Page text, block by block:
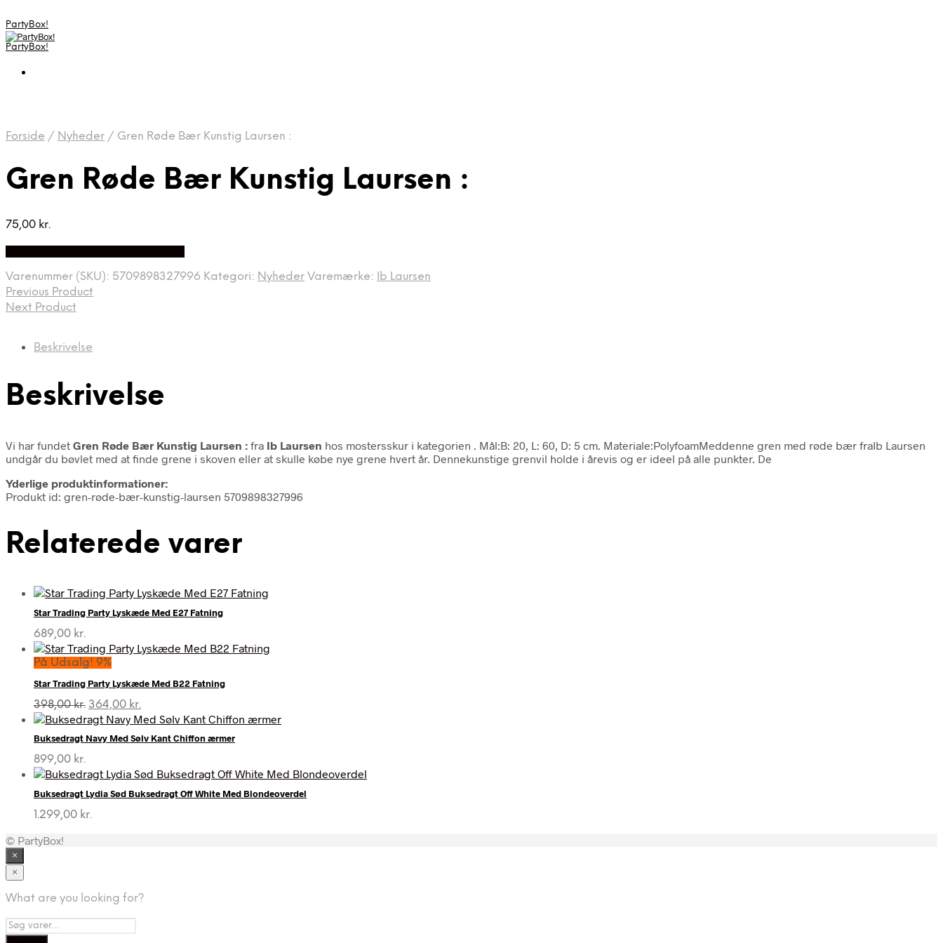
PartyBox!
PartyBox!
Forside / Nyheder / Gren Røde Bær Kunstig Laursen :
Gren Røde Bær Kunstig Laursen :
75,00 kr.
Varenummer (SKU): 5709898327996 Kategori: Nyheder Varemærke:
Ib Laursen
Previous Product
Next Product
Beskrivelse
Beskrivelse
Vi har fundet Gren Røde Bær Kunstig Laursen : fra Ib Laursen hos mostersskur i kategorien
. Mål:B: 20, L: 60, D: 5 cm. Materiale:PolyfoamMeddenne gren med røde bær fraIb Laursen
undgår du bøvlet med at finde grene i skoven eller at skulle købe nye grene hvert år. Dennekunstige grenvil holde i årevis og er ideel på alle punkter. De
Yderlige produktinformationer:
Produkt id: gren-røde-bær-kunstig-laursen 5709898327996
Relaterede varer
Star Trading Party Lyskæde Med E27 Fatning
689,00 kr.
På Udsalg! 9%
Star Trading Party Lyskæde Med B22 Fatning
398,00kr. Den
oprindelige
var:
364,00 kr.
aktuelle
er:
Buksedragt Navy Med Sølv Kant Chiffon ærmer
899,00 kr.
Buksedragt Lydia Sød Buksedragt Off White Med Blondeoverdel
1.299,00 kr.
© PartyBox!
×
×
What are you looking for?